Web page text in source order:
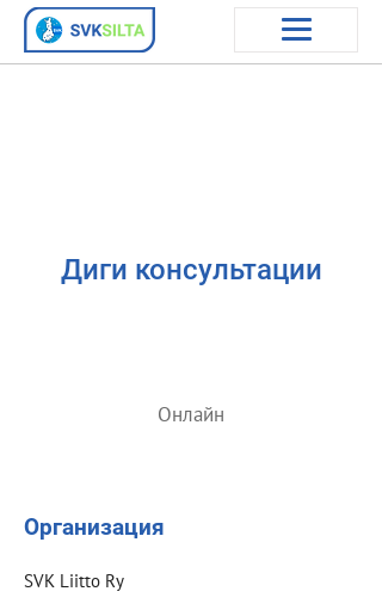
Диги консультации
Онлайн
Организация
SVK Liitto Ry